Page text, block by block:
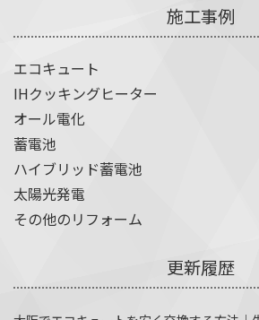
施工事例
エコキュート
IHクッキングヒーター
オール電化
蓄電池
ハイブリッド蓄電池
太陽光発電
その他のリフォーム
更新履歴